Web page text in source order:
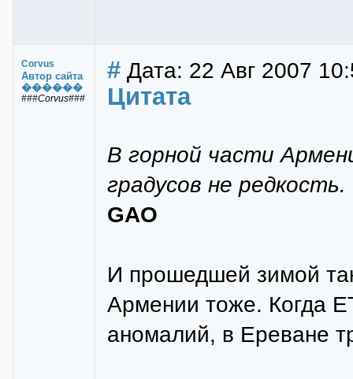
Corvus
Автор сайта
������
###Corvus###
# Дата: 22 Авг 2007
Цитата
В горной части
градусов не редкость.
GAO
И прошедшей зимой
Армении тоже. Когда
аномалий, в Ереване